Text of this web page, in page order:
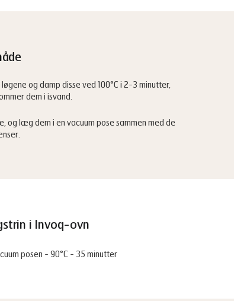
og damp disse ved 100°C i 2-3 minutter,
dem i isvand.
og læg dem i en vacuum pose sammen med de
i Invoq-ovn
posen - 90°C - 35 minutter